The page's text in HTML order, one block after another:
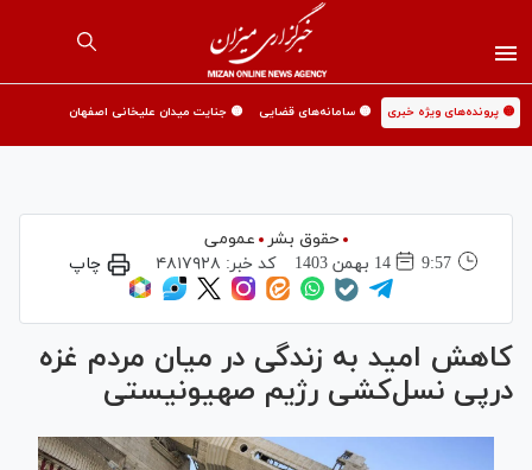
🟡 پرونده‌های ویژه خبری 🟡 سامانه‌های قضایی 🟡 جنایت میدان علیخانی اصفهان
حقوق بشر
عمومی
9:57
14 بهمن 1403 کد خبر: ۴۸۱۷۹۲۸ چاپ
کاهش امید به زندگی در میان مردم غزه
درپی نسل‌کشی رژیم صهیونیستی